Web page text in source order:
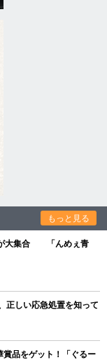
もっと見る
が大集合 「んめぇ青
正しい応急処置を知って
賞品をゲット！「ぐるー